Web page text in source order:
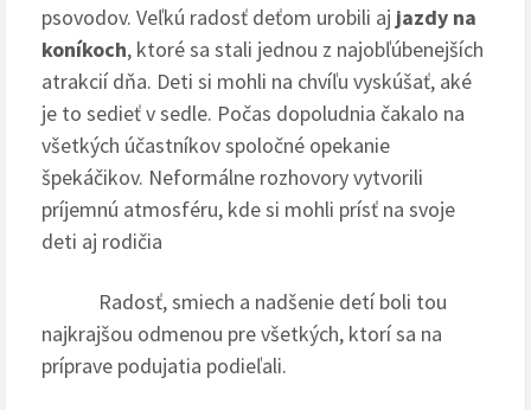
psovodov. Veľkú radosť deťom urobili aj jazdy na
koníkoch, ktoré sa stali jednou z najobľúbenejších
atrakcií dňa. Deti si mohli na chvíľu vyskúšať, aké
je to sedieť v sedle. Počas dopoludnia čakalo na
všetkých účastníkov spoločné opekanie
špekáčikov. Neformálne rozhovory vytvorili
príjemnú atmosféru, kde si mohli prísť na svoje
deti aj rodičia
Radosť, smiech a nadšenie detí boli tou
najkrajšou odmenou pre všetkých, ktorí sa na
príprave podujatia podieľali.